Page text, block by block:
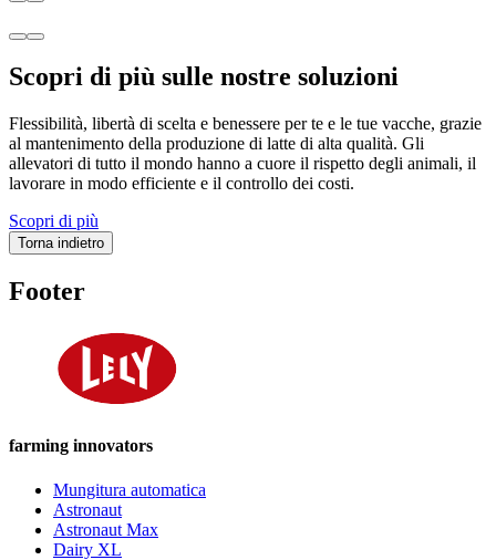
Scopri di più sulle nostre soluzioni
Flessibilità, libertà di scelta e benessere per te e le tue vacche, grazie
al mantenimento della produzione di latte di alta qualità. Gli
allevatori di tutto il mondo hanno a cuore il rispetto degli animali, il
lavorare in modo efficiente e il controllo dei costi.
Scopri di più
Torna indietro
Footer
farming innovators
Mungitura automatica
Astronaut
Astronaut Max
Dairy XL